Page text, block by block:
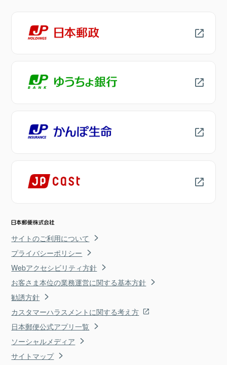
サイトのご利用について
プライバシーポリシー
Webアクセシビリティ方針
お客さま本位の業務運営に関する基本方針
勧誘方針
カスタマーハラスメントに関する考え方
日本郵便公式アプリ一覧
ソーシャルメディア
サイトマップ